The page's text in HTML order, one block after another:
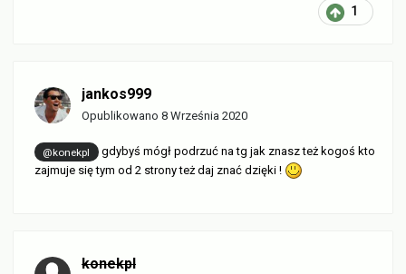
1
jankos999
Opublikowano 8 Września 2020
@konekpl
gdybyś mógł podrzuć na tg jak znasz też kogoś kto
zajmuje się tym od 2 strony też daj znać dzięki !
konekpl